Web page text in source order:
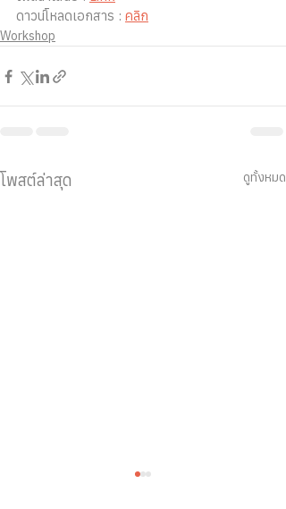
ดาวน์โหลดเอกสาร : คลิก
Workshop
โพสต์ล่าสุด ดูทั้งหมด